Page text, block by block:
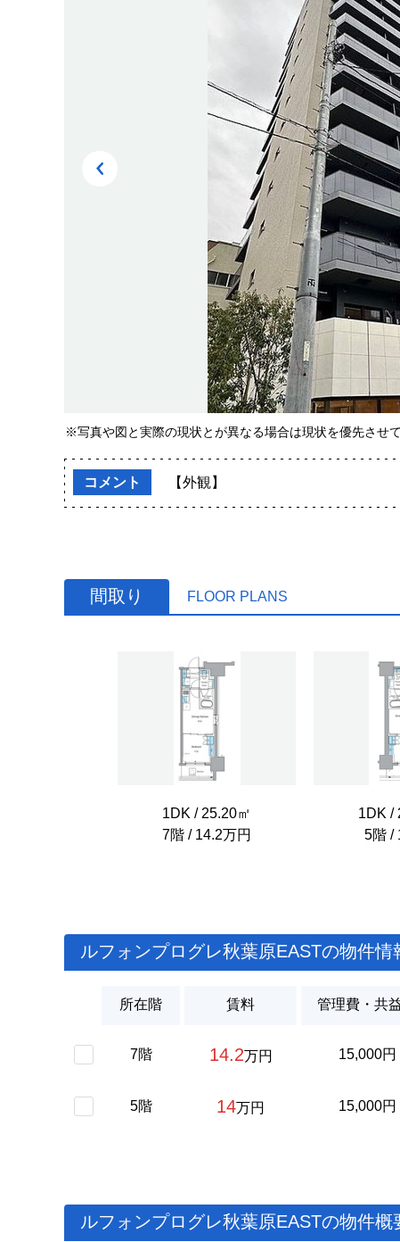
※写真や図と実際の現状とが異なる場合は現状を優先させて
コメント 【外観】
間取り FLOOR PLANS
1DK / 25.20㎡
7階 / 14.2万円
1DK /
5階 /
ルフォンプログレ秋葉原EASTの物件情
所在階 賃料 管理費・共
7階 14.2万円 15,000円
5階 14万円 15,000円
ルフォンプログレ秋葉原EASTの物件概